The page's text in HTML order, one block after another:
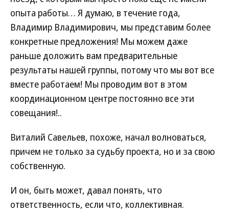
опыта работы… Я думаю, в течение года,
Владимир Владимирович, мы представим более
конкретные предложения! Мы можем даже
раньше доложить вам предварительные
результаты нашей группы, потому что мы вот все
вместе работаем! Мы проводим вот в этом
координационном центре постоянно все эти
совещания!..
Виталий Савельев, похоже, начал волноваться,
причем не только за судьбу проекта, но и за свою
собственную.
И он, быть может, давал понять, что
ответственность, если что, коллективная.